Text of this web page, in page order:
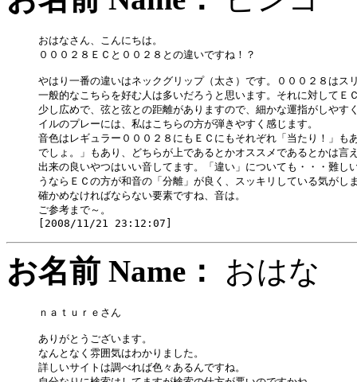
おはなさん、こんにちは。
０００２８ＥＣと００２８との違いですね！？
やはり一番の違いはネックグリップ（太さ）です。０００２８はス
一般的なこちらを好む人は多いだろうと思います。それに対してＥ
少し広めで、弦と弦との距離がありますので、細かな運指がしやす
イルのプレーには、私はこちらの方が弾きやすく感じます。
音色はレギュラー０００２８にもＥＣにもそれぞれ「当たり！」も
でしょ。」もあり、どちらが上であるとかオススメであるとかは言
出来の良いやつはいい音してます。「違い」についても・・・難し
うならＥＣの方が和音の「分離」が良く、スッキリしている気がし
確かめなければならない要素ですね、音は。
ご参考まで～。
お名前 Name： おは
ｎａｔｕｒｅさん
ありがとうございます。
なんとなく雰囲気はわかりました。
詳しいサイトは調べれば色々あるんですね。